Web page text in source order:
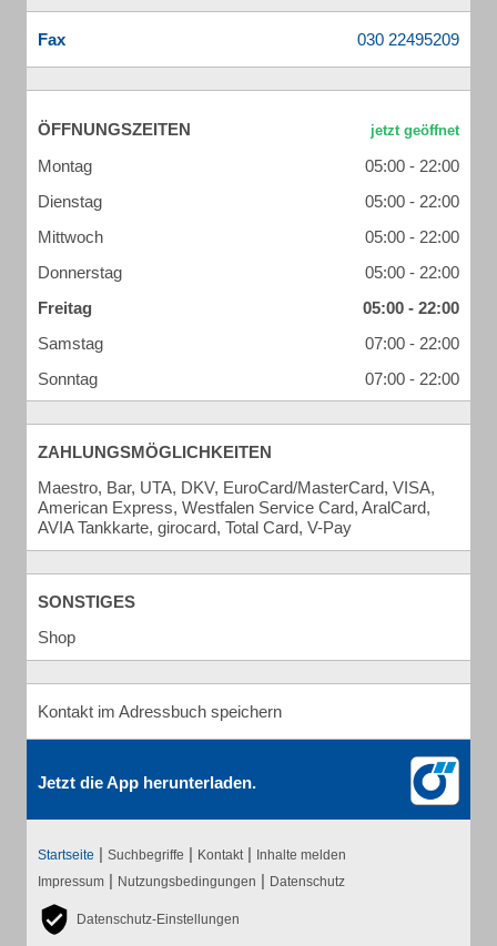
Fax
ÖFFNUNGSZEITEN
Montag
05:00 - 22:00
Dienstag
05:00 - 22:00
Mittwoch
05:00 - 22:00
Donnerstag
05:00 - 22:00
Freitag
05:00 - 22:00
Samstag
07:00 - 22:00
Sonntag
07:00 - 22:00
ZAHLUNGSMÖGLICHKEITEN
Maestro, Bar, UTA, DKV, EuroCard/MasterCard, VISA,
American Express, Westfalen Service Card, AralCard,
AVIA Tankkarte, girocard, Total Card, V-Pay
SONSTIGES
Shop
Kontakt im Adressbuch speichern
Jetzt die App herunterladen.
Startseite | Suchbegriffe | Kontakt | Inhalte melden
Impressum | Nutzungsbedingungen | Datenschutz
Datenschutz-Einstellungen